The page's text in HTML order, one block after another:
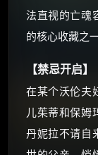
法直视的亡魂
的核心收藏之一
【禁忌开启】
在某个沃伦夫
儿茱蒂和保姆
丹妮拉不请自
价